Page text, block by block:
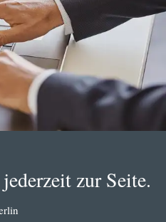
zur Seite.